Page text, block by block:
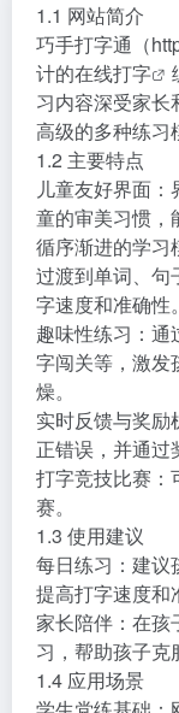
1.1 网站简介
巧手打字通（
计的在线打字
习内容深受家长
高级的多种练习
1.2 主要特点
儿童友好界面
童的审美习惯，
循序渐进的学习
过渡到单词、句
字速度和准确性。
趣味性练习：
字闯关等，激发
燥。
实时反馈与奖励
正错误，并通过
打字竞技比赛：
赛。
1.3 使用建议
每日练习：建议
提高打字速度和
家长陪伴：在孩
习，帮助孩子克
1.4 应用场景